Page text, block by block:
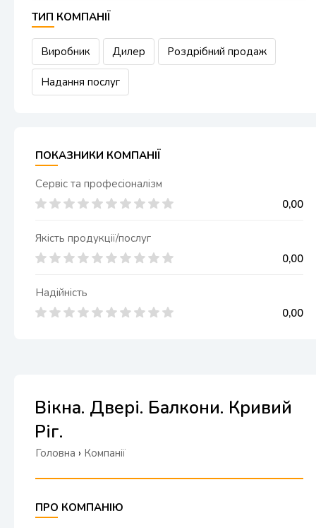
ТИП КОМПАНІЇ
Виробник Дилер Роздрібний продаж
Надання послуг
ПОКАЗНИКИ КОМПАНІЇ
Сервіс та професіоналізм
0,00
Якість продукції/послуг
0,00
Надійність
0,00
Вікна. Двері. Балкони. Кривий
Ріг.
Головна › Компанії
ПРО КОМПАНІЮ